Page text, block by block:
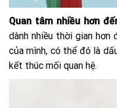
Quan tâm nhiều hơn
dành nhiều thời gian
của mình, có thể đó là
kết thúc mối quan hệ.